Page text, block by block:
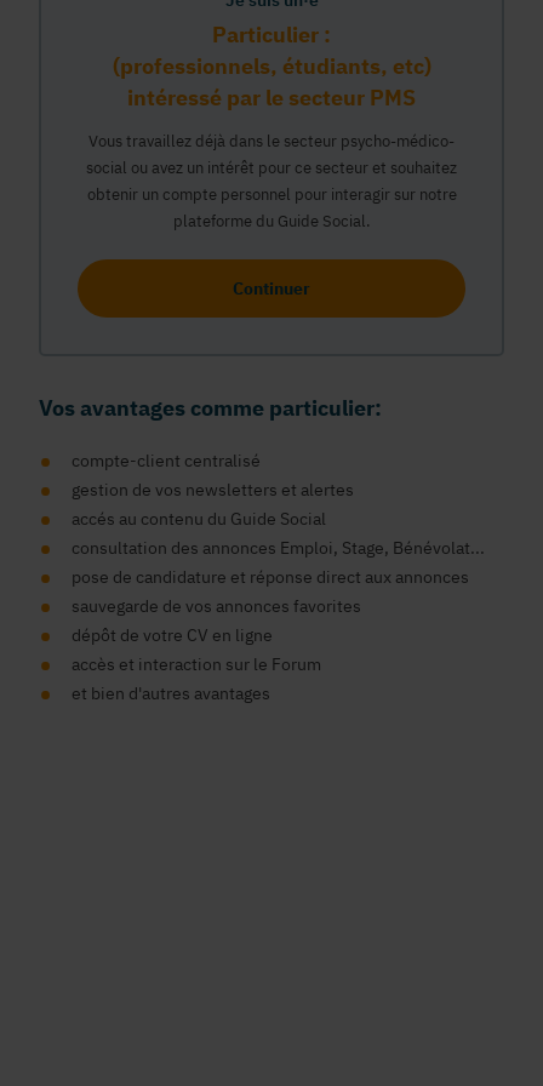
Particulier :
(professionnels, étudiants, etc)
intéressé par le secteur PMS
Vous travaillez déjà dans le secteur psycho-médico-
social ou avez un intérêt pour ce secteur et souhaitez
obtenir un compte personnel pour interagir sur notre
plateforme du Guide Social.
Continuer
Vos avantages comme particulier:
compte-client centralisé
gestion de vos newsletters et alertes
accés au contenu du Guide Social
consultation des annonces Emploi, Stage, Bénévolat...
pose de candidature et réponse direct aux annonces
sauvegarde de vos annonces favorites
dépôt de votre CV en ligne
accès et interaction sur le Forum
et bien d'autres avantages